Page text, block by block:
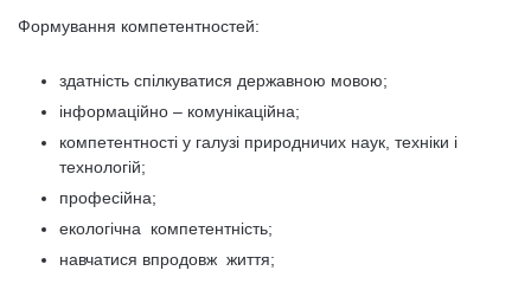
Формування компетентностей:
здатність спілкуватися державною мовою;
інформаційно – комунікаційна;
компетентності у галузі природничих наук, техніки і
технологій;
професійна;
екологічна компетентність;
навчатися впродовж життя;